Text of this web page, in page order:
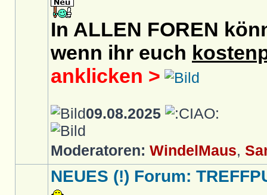
In ALLEN FOREN
wenn ihr euch
anklicken >
09.08.2025
Moderatoren: WindelMaus,
NEUES (!) Forum: